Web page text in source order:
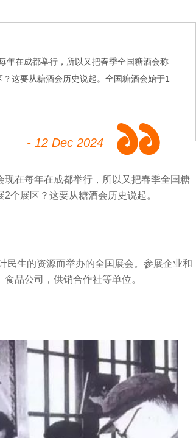
年在成都举行，所以又把春季全国糖酒会称
这要从糖酒会历史说起。全国糖酒会始于1
- 12 Dec 2024
在每年在成都举行，所以又把春季全国糖
个展区？这要从糖酒会历史说起。
民生的资源而举办的全国展会。参展企业和
品公司，供销合作社等单位。